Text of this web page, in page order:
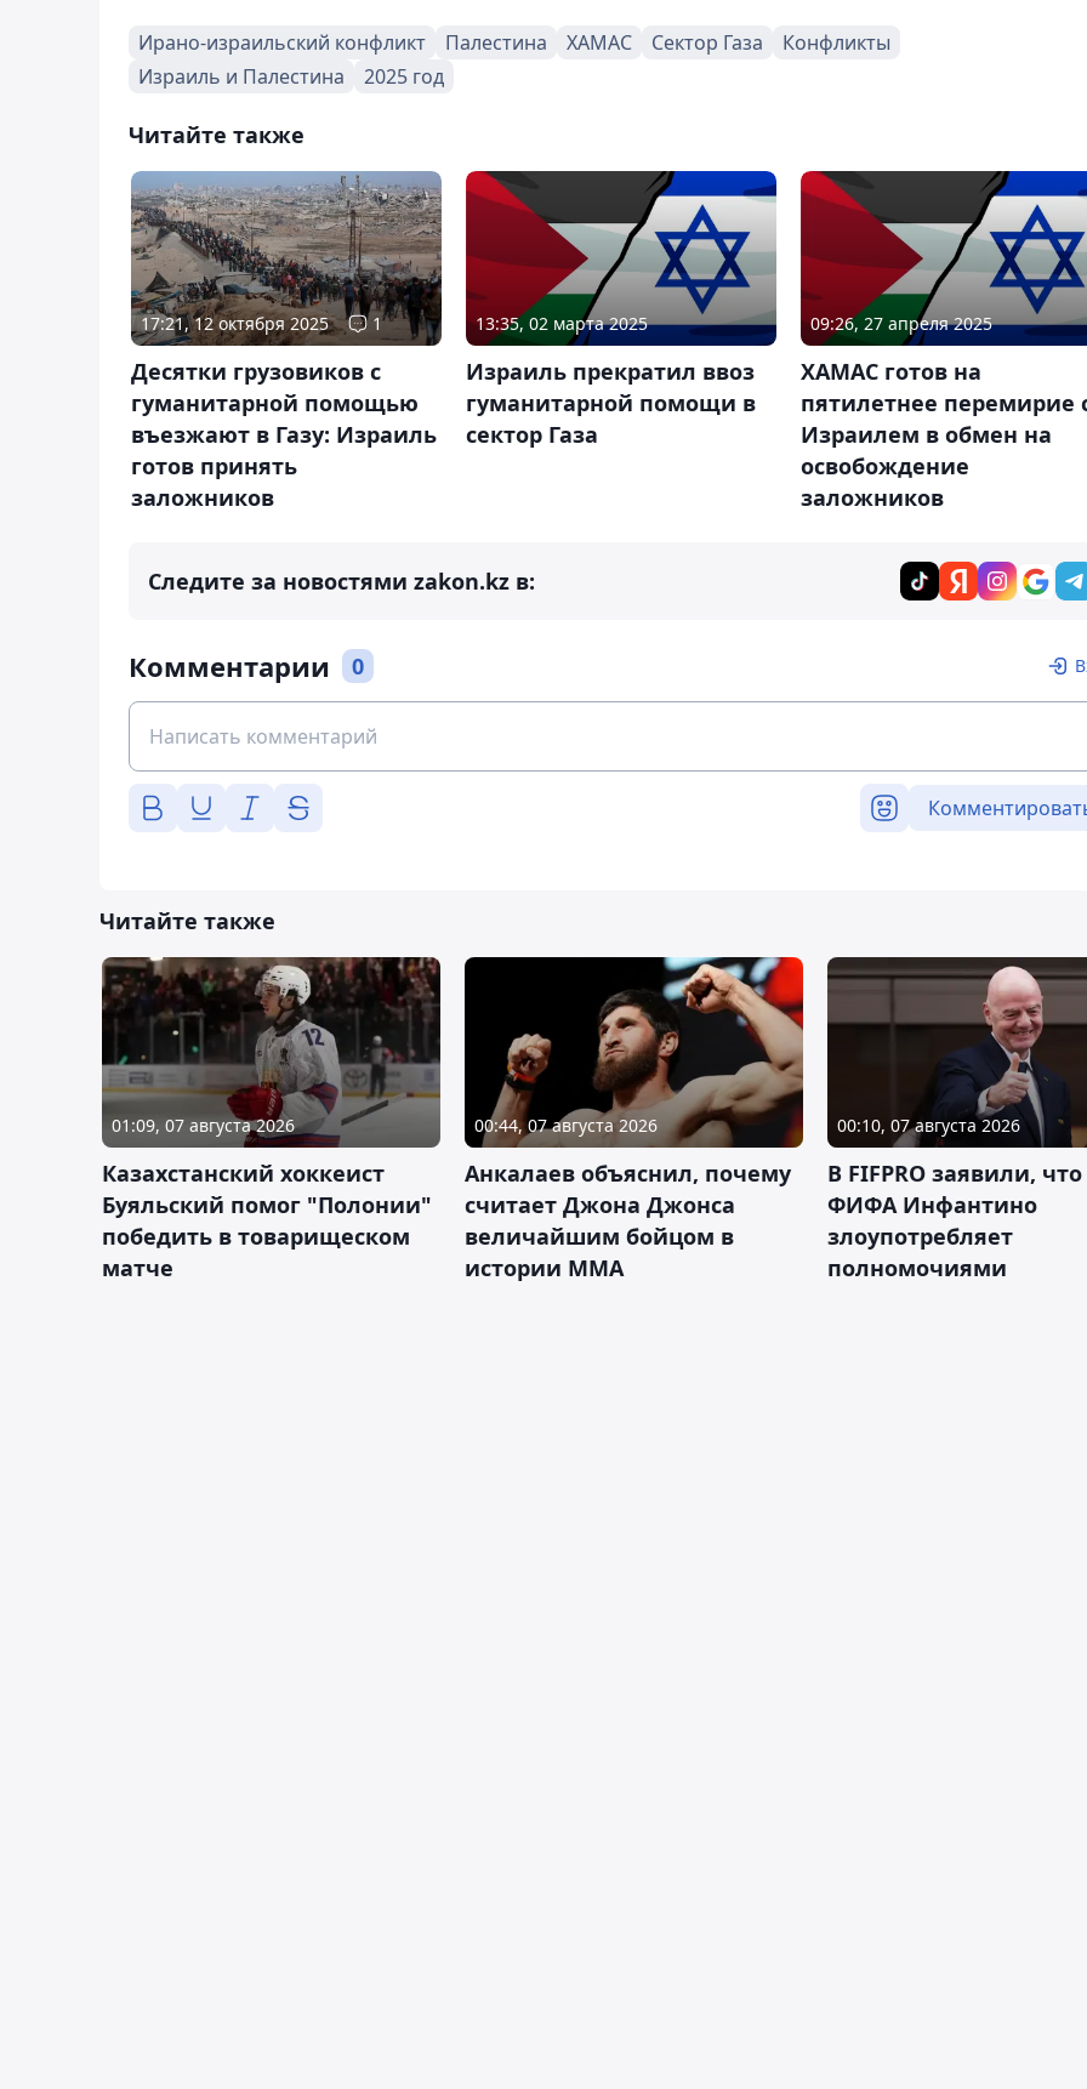
Ирано-израильский конфликт Палестина ХАМАС Сектор Газа
Конфликты
Израиль и Палестина
2025 год
Читайте также
17:21, 12 октября 2025 1
Десятки грузовиков с
гуманитарной помощью
въезжают в Газу: Израиль
готов принять
заложников
13:35, 02 марта 2025
Израиль прекратил ввоз
гуманитарной помощи в
сектор Газа
09:26, 27 апреля 2025
ХАМАС готов на
пятилетнее перемирие
Израилем в обмен на
освобождение
заложников
Следите за новостями zakon.kz в:
Комментарии 0
Читайте также
01:09, 07 августа 2026
Казахстанский хоккеист
Буяльский помог "Полонии"
победить в товарищеском
матче
00:44, 07 августа 2026
Анкалаев объяснил, почему
считает Джона Джонса
величайшим бойцом в
истории ММА
00:10, 07 августа 2026
В FIFPRO заявили,
ФИФА Инфантино
злоупотребляет
полномочиями